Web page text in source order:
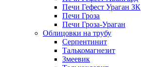
Печи Гефест Ураган ЗК
Печи Гроза
Печи Гроза-Ураган
Облицовки на трубу
Серпентинит
Талькомагнезит
Змеевик